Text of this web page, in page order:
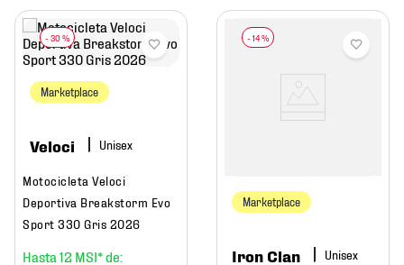
- 30 %
Marketplace
Veloci
Motocicleta Veloci
Deportiva Breakstorm Evo
Sport 330 Gris 2026
12
- 14 %
Marketplace
Iron Clan